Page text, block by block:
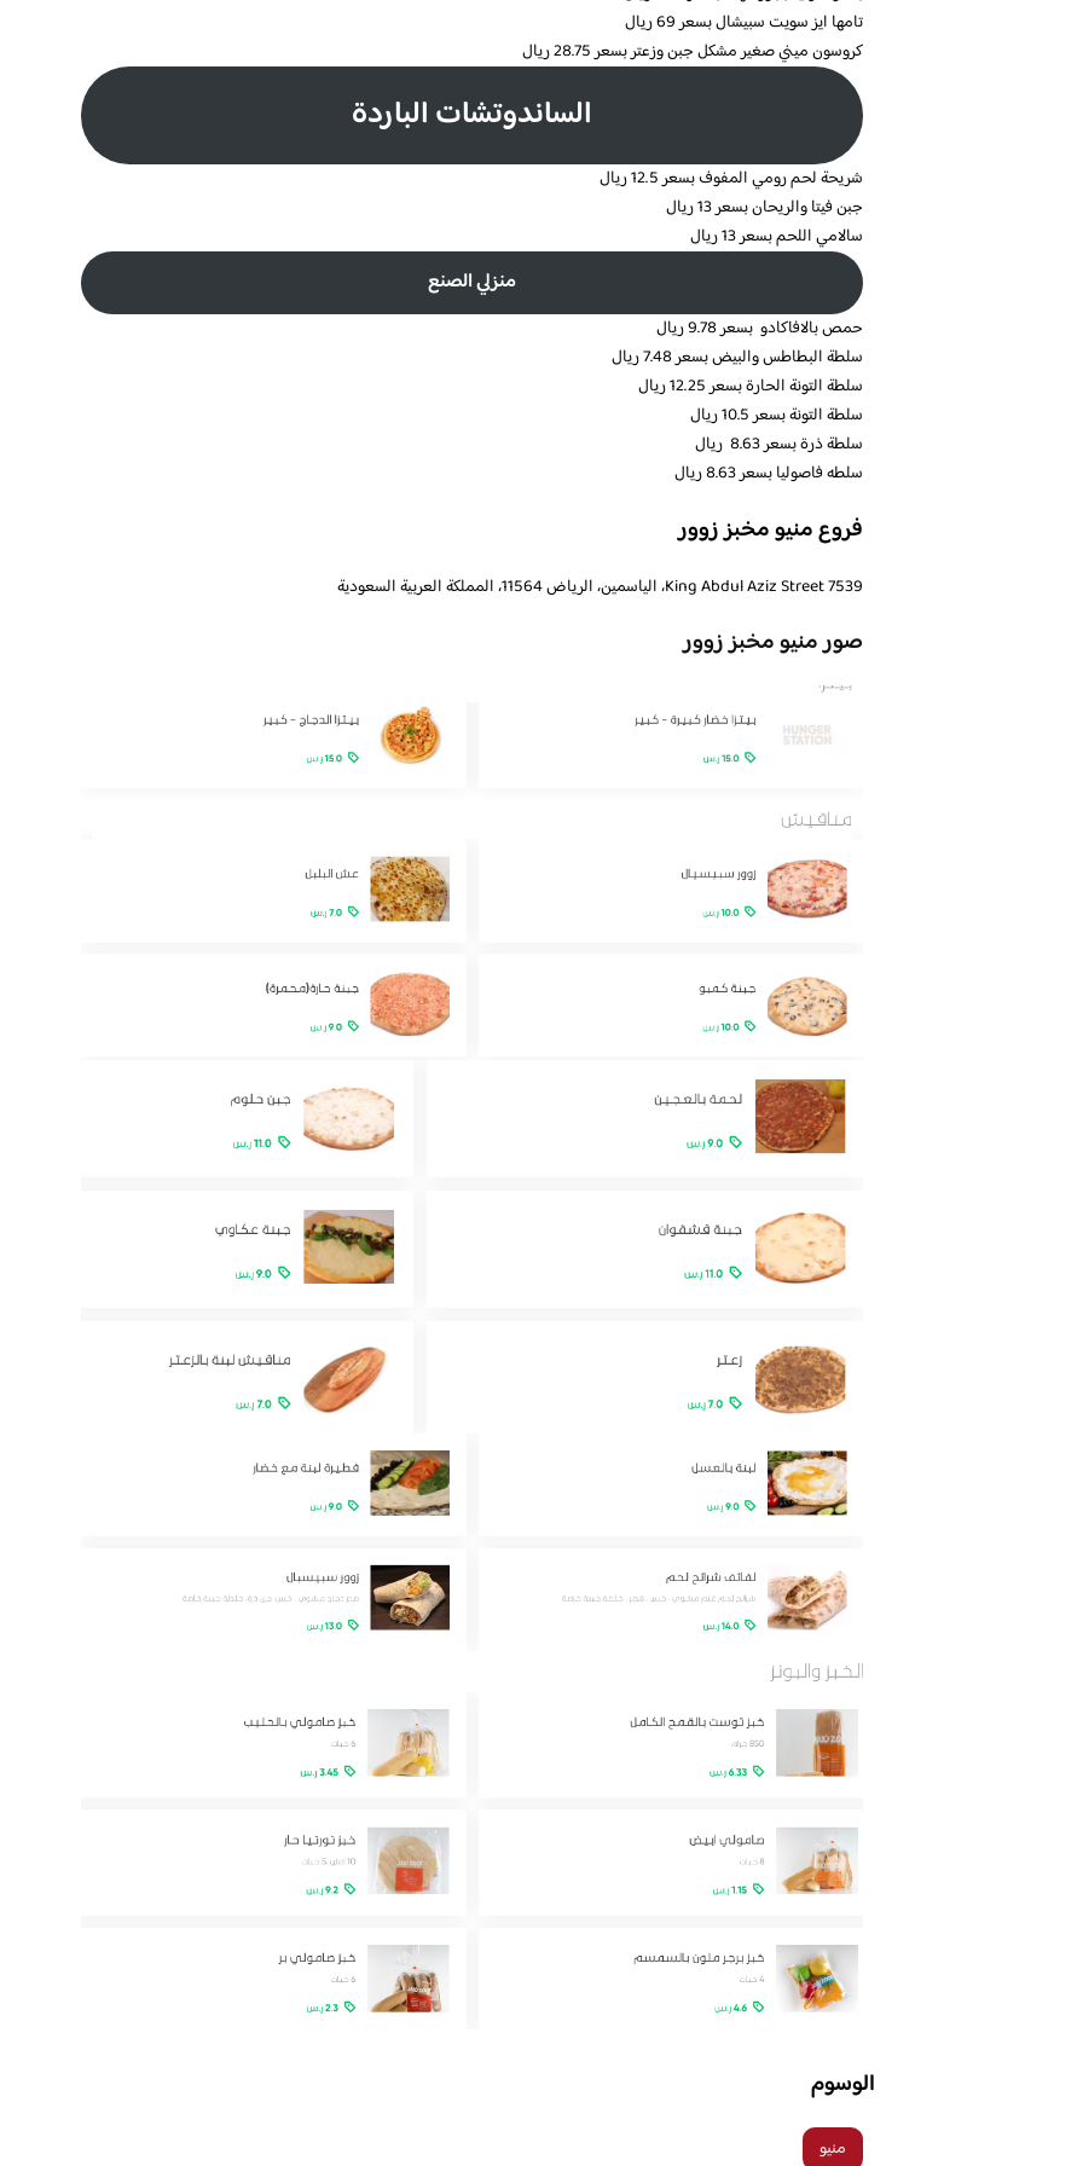
تامها ايز سويت سبيشال بسعر 69 ريال
كروسون ميني صغير مشكل جبن وزعتر بسعر 28.75 ريال
الساندوتشات الباردة
شريحة لحم رومي المفوف بسعر 12.5 ريال
جبن فيتا والريحان بسعر 13 ريال
سالامي اللحم بسعر 13 ريال
منزلي الصنع
حمص بالافاكادو بسعر 9.78 ريال
سلطة البطاطس والبيض بسعر 7.48 ريال
سلطة التونة الحارة بسعر 12.25 ريال
سلطة التونة بسعر 10.5 ريال
سلطة ذرة بسعر 8.63 ريال
سلطه فاصوليا بسعر 8.63 ريال
فروع منيو مخبز زوور
7539 King Abdul Aziz Street، الياسمين، الرياض 11564، المملكة العربية السعودية
صور منيو مخبز زوور
الوسوم
منيو